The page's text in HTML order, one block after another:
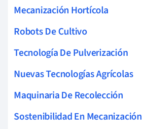
Mecanización Hortícola
Robots De Cultivo
Tecnología De Pulverización
Nuevas Tecnologías Agrícolas
Maquinaria De Recolección
Sostenibilidad En Mecanización